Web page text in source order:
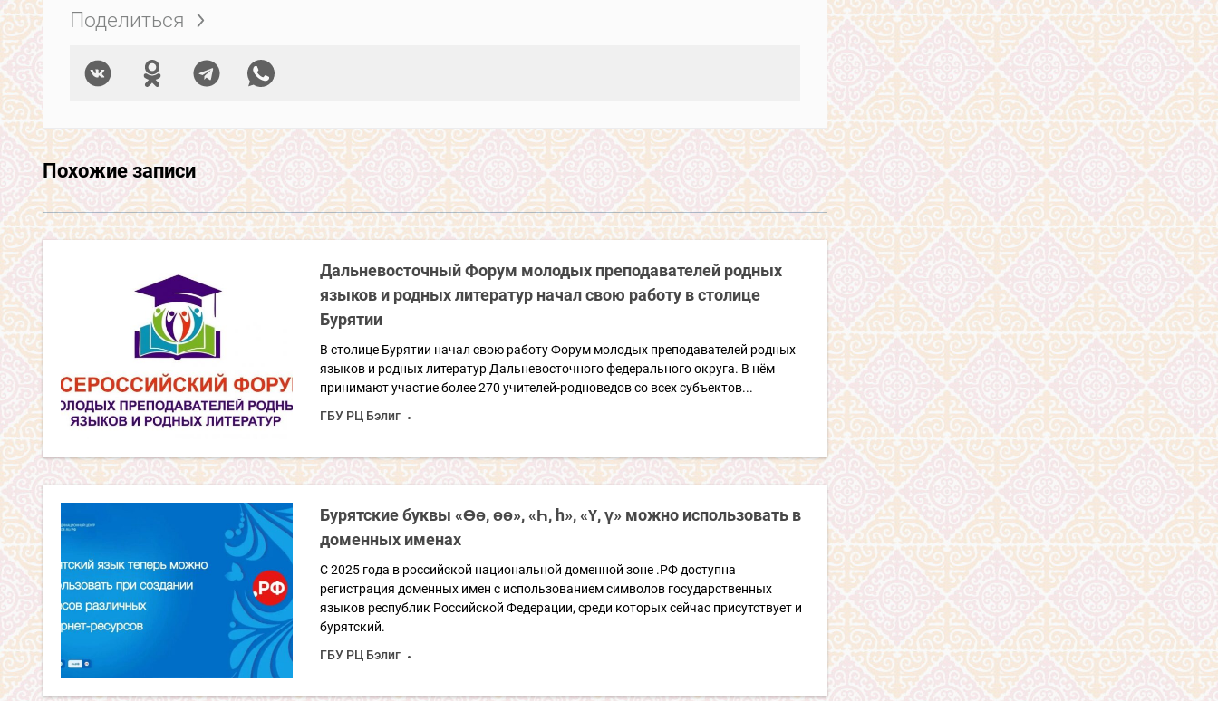
Поделиться
Похожие записи
Дальневосточный Форум молодых преподавателей родных
языков и родных литератур начал свою работу в столице
Бурятии
В столице Бурятии начал свою работу Форум молодых преподавателей родных
языков и родных литератур Дальневосточного федерального округа. В нём
принимают участие более 270 учителей-родноведов со всех субъектов...
ГБУ РЦ Бэлиг
Бурятские буквы «Өө, өө», «Һ, h», «Ү, ү» можно использовать в
доменных именах
С 2025 года в российской национальной доменной зоне .РФ доступна
регистрация доменных имен с использованием символов государственных
языков республик Российской Федерации, среди которых сейчас присутствует и
бурятский.
ГБУ РЦ Бэлиг